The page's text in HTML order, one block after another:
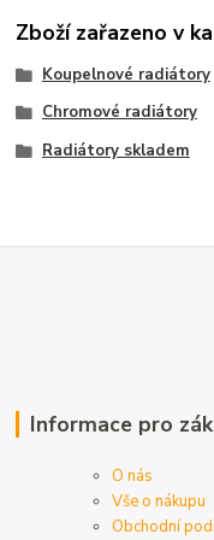
Zboží zařazeno v
Koupelnové radiátory
Chromové radiátory
Radiátory skladem
Informace pro
O nás
Vše o nákupu
Obchodní